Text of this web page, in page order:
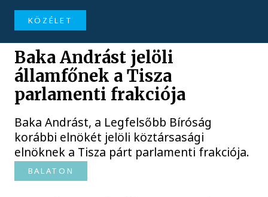
KÖZÉLET
Baka Andrást jelöli
államfőnek a Tisza
parlamenti frakciója
Baka Andrást, a Legfelsőbb Bíróság
korábbi elnökét jelöli köztársasági
elnöknek a Tisza párt parlamenti frakciója.
BALATON